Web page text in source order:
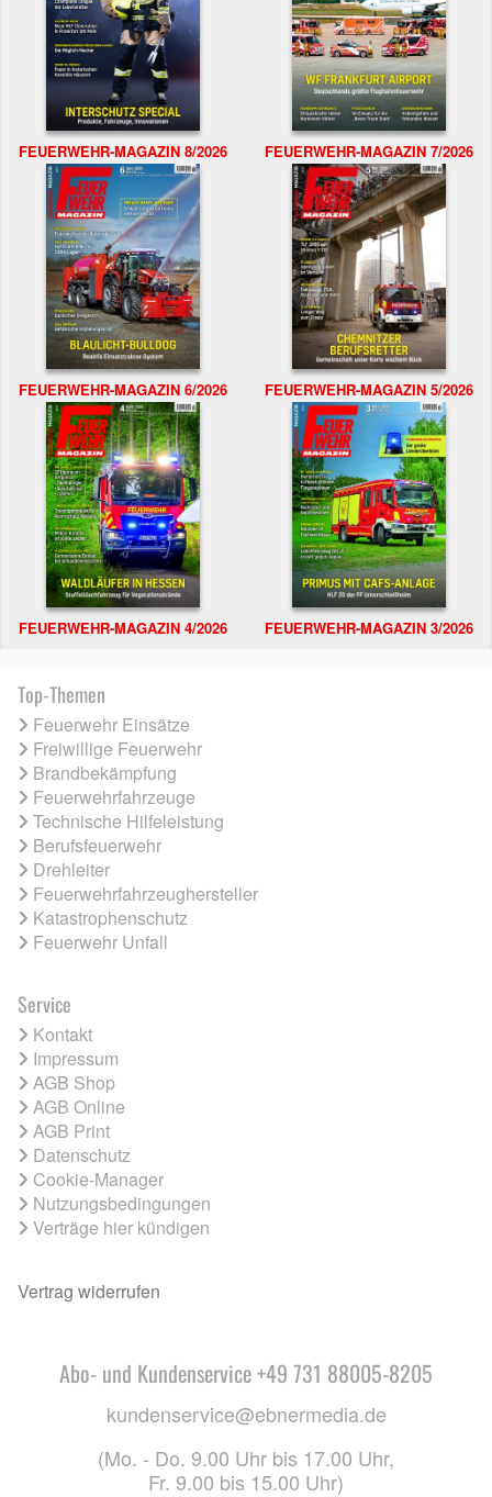
FEUERWEHR-MAGAZIN 8/2026 FEUERWEHR-MAGAZIN 7/2026
FEUERWEHR-MAGAZIN 6/2026 FEUERWEHR-MAGAZIN 5/2026
FEUERWEHR-MAGAZIN 4/2026 FEUERWEHR-MAGAZIN 3/2026
Top-Themen
Feuerwehr Einsätze
Freiwillige Feuerwehr
Brandbekämpfung
Feuerwehrfahrzeuge
Technische Hilfeleistung
Berufsfeuerwehr
Drehleiter
Feuerwehrfahrzeughersteller
Katastrophenschutz
Feuerwehr Unfall
Service
Kontakt
Impressum
AGB Shop
AGB Online
AGB Print
Datenschutz
Cookie-Manager
Nutzungsbedingungen
Verträge hier kündigen
Vertrag widerrufen
Abo- und Kundenservice +49 731 88005-8205
kundenservice@ebnermedia.de
(Mo. - Do. 9.00 Uhr bis 17.00 Uhr,
Fr. 9.00 bis 15.00 Uhr)